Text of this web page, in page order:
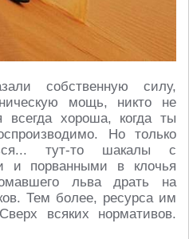
собственную силу,
мощь, никто не
всегда хороша, когда ты
Но только
тут-то шакалы с
и порванными в клочья
льва драть на
Тем более, ресурса им
всяких нормативов.